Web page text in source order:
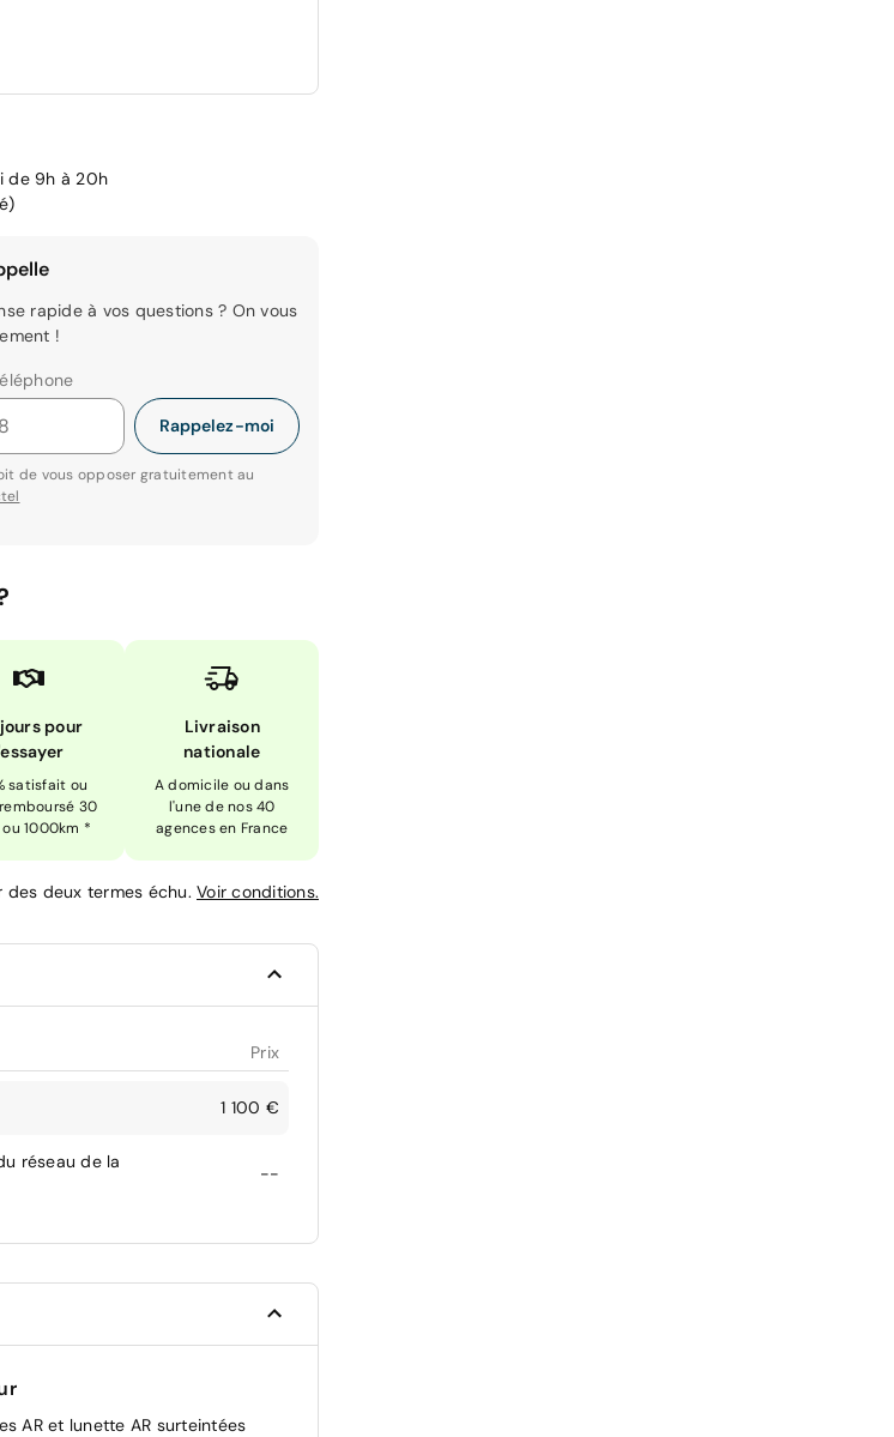
de 9h à 20h
rapide à vos questions ? On vous
!
Rappelez-moi
de vous opposer gratuitement au
pour
satisfait ou
30
ou 1000km *
Livraison
nationale
A domicile ou dans
l'une de nos 40
agences en France
des deux termes échu. Voir conditions.
Prix
1 100 €
réseau de la
--
AR et lunette AR surteintées